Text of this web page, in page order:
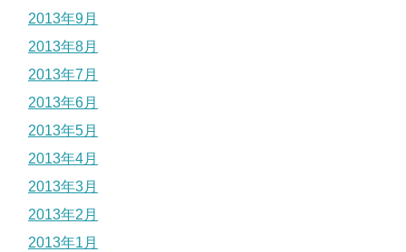
2013年9月
2013年8月
2013年7月
2013年6月
2013年5月
2013年4月
2013年3月
2013年2月
2013年1月